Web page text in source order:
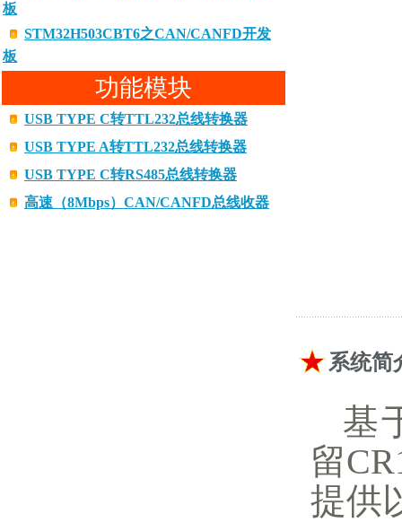
板
STM32H503CBT6之CAN/CANFD开发
板
功能模块
USB TYPE C转TTL232总线转换器
USB TYPE A转TTL232总线转换器
USB TYPE C转RS485总线转换器
高速（8Mbps）CAN/CANFD总线收器
系统简
基
留
提供